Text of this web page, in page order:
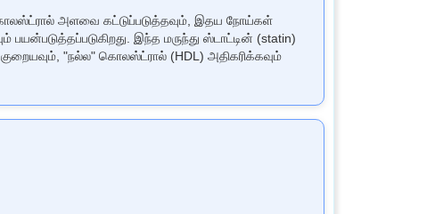
கொலஸ்ட்ரால் அளவை கட்டுப்படுத்தவும், இதய நோய்கள்
இந்த மருந்து ஸ்டாட்டின் (statin)
"நல்ல" கொலஸ்ட்ரால் (HDL) அதிகரிக்கவும்